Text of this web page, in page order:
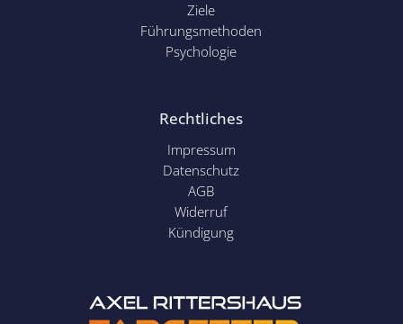
Ziele
Führungsmethoden
Psychologie
Rechtliches
Impressum
Datenschutz
AGB
Widerruf
Kündigung